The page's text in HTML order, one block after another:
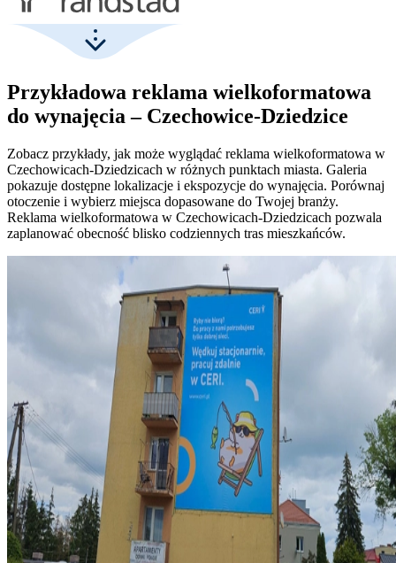
Przykładowa reklama wielkoformatowa
do wynajęcia – Czechowice-Dziedzice
Zobacz przykłady, jak może wyglądać reklama wielkoformatowa w
Czechowicach-Dziedzicach w różnych punktach miasta. Galeria
pokazuje dostępne lokalizacje i ekspozycje do wynajęcia. Porównaj
otoczenie i wybierz miejsca dopasowane do Twojej branży.
Reklama wielkoformatowa w Czechowicach-Dziedzicach pozwala
zaplanować obecność blisko codziennych tras mieszkańców.